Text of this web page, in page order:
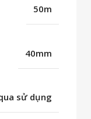
50m
40mm
sử dụng